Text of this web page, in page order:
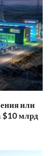
или
$10 млрд